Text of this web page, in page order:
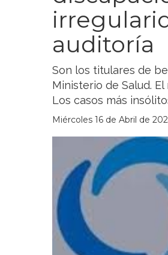
auditoría
Son los titulares de
Ministerio de Salud.
Los casos más
Miércoles 16 de Abril de